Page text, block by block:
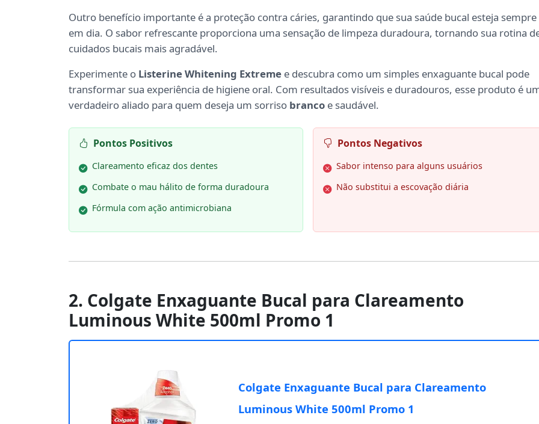
Outro benefício importante é a proteção contra cáries, garantindo que sua saúde bucal esteja sempre
em dia. O sabor refrescante proporciona uma sensação de limpeza duradoura, tornando sua rotina
cuidados bucais mais agradável.
Experimente o Listerine Whitening Extreme e descubra como um simples enxaguante bucal pode
transformar sua experiência de higiene oral. Com resultados visíveis e duradouros, esse produto é
verdadeiro aliado para quem deseja um sorriso branco e saudável.
Pontos Positivos
Clareamento eficaz dos dentes
Combate o mau hálito de forma duradoura
Fórmula com ação antimicrobiana
Pontos Negativos
Sabor intenso para alguns usuários
Não substitui a escovação diária
2. Colgate Enxaguante Bucal para Clareamento
Luminous White 500ml Promo 1
Colgate Enxaguante Bucal para Clareamento
Luminous White 500ml Promo 1